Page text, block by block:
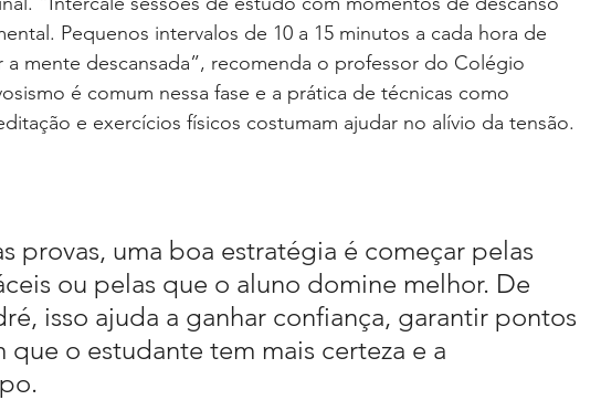
Pequenos intervalos de 10 a 15 minutos a cada hora de
a mente descansada”, recomenda o professor do Colégio
é comum nessa fase e a prática de técnicas como
e exercícios físicos costumam ajudar no alívio da tensão.
provas, uma boa estratégia é começar pelas
ou pelas que o aluno domine melhor. De
isso ajuda a ganhar confiança, garantir pontos
que o estudante tem mais certeza e a